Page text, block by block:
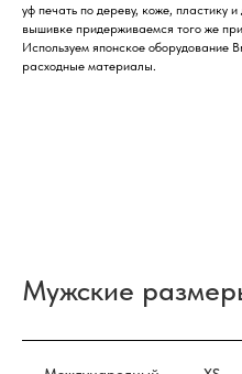
уф печать по дереву, коже, пластику
вышивке придерживаемся того же
Используем японское оборудование
расходные материалы.
Мужские